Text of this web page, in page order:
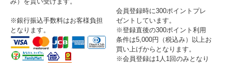
※銀行振込手数料はお客様負担
となります。
会員登録時に300ポイントプレ
ゼントしています。
※登録直後の300ポイント利用
条件は5,000円（税込み）以上お
買い上げからとなります。
※会員登録は1人1回のみとなり